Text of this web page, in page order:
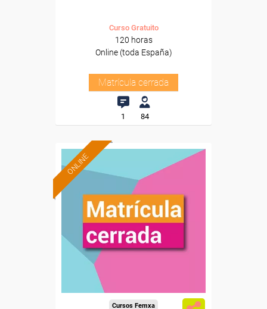
Curso Gratuito
120 horas
Online (toda España)
Matrícula cerrada
1 84
ONLINE
Cursos Femxa